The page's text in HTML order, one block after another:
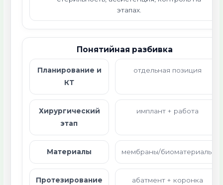
этапах.
Понятийная разбивка
Планирование и
КТ
отдельная позиция
Хирургический
этап
имплант + работа
Материалы мембраны/биоматериалы
Протезирование абатмент + коронка